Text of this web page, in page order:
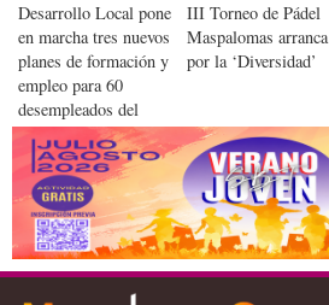
Desarrollo Local pone
en marcha tres nuevos
planes de formación y
empleo para 60
desempleados del
municipio
III Torneo de Pádel
Maspalomas arranca
por la ‘Diversidad’